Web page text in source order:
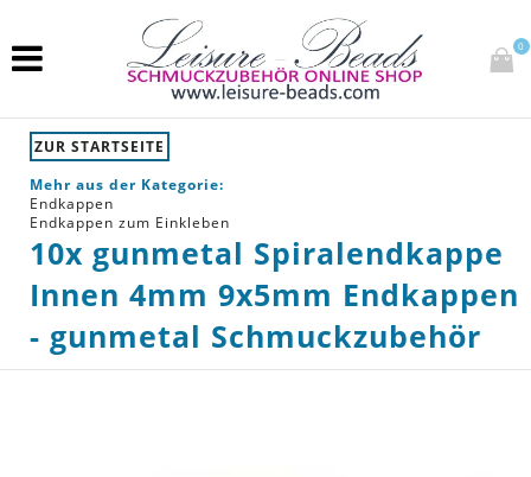
0
ZUR STARTSEITE
Mehr aus der Kategorie:
Endkappen
Endkappen zum Einkleben
10x gunmetal Spiralendkappe
Innen 4mm 9x5mm Endkappen
- gunmetal Schmuckzubehör